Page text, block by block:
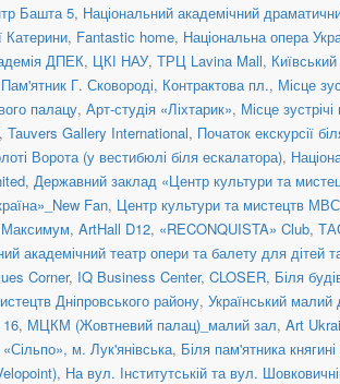
Башта 5, Національний академічний
Катерини, Fantastic home, Національна опера
ДПЕК, ЦКІ НАУ, ТРЦ Lavina Mall,
Пам'ятник Г. Сковороді, Контрактова пл., Місце
палацу, Арт-студія «Ліхтарик», Місце
, Tauvers Gallery International, Початок екскурсії
Ворота (у вестибюлі біля ескалатора),
, Державний заклад «Центр культури та
Fan, Центр культури та мистецтв МВС
Максимум, ArtHall D12, «RECONQUISTA» Club,
академічний театр опери та балету для дітей
Corner, IQ Business Center, CLOSER, Біля
Дніпровського району, Український малий
, МЦКМ (Жовтневий палац)_малий зал, Art
м. Лук'янівська, Біля пам'ятника
, На вул. Інститутській та вул.